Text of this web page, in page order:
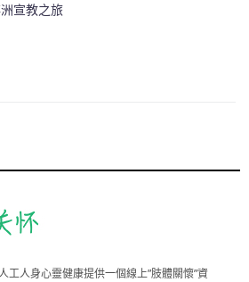
宣教之旅
工人身心靈健康提供一個線上”肢體關懷”資